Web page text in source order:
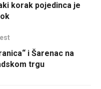
korak pojedinca je
i Šarenac na
trgu